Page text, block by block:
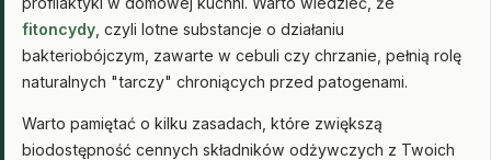
fitoncydy , czyli lotne substancje o działaniu
bakteriobójczym, zawarte w cebuli czy chrzanie, pełnią rolę
naturalnych "tarczy" chroniących przed patogenami.
Warto pamiętać o kilku zasadach, które zwiększą
biodostępność cennych składników odżywczych z Twoich